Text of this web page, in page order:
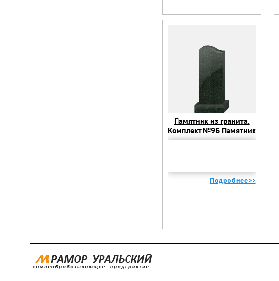
Памятник из гранита.
Комплект №9Б Памятник
из гранита. Комплект
Подробнее>>